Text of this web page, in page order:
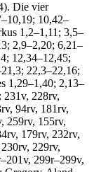
Die vier
10,42–
1,2–1,11; 3,5–
2,9–2,20; 6,21–
12,34–12,45;
22,3–22,16;
1,29–1,40; 2,13–
231v, 228rv,
94rv, 181rv,
259rv, 155rv,
179rv, 232rv,
229rv,
299r–299v,